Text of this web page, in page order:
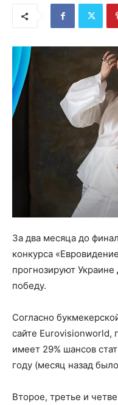
За два месяца до
конкурса
прогнозируют
победу.
Согласно
сайте Eurovisionworld,
имеет 29% шансов
году (месяц назад
Второе, третье и